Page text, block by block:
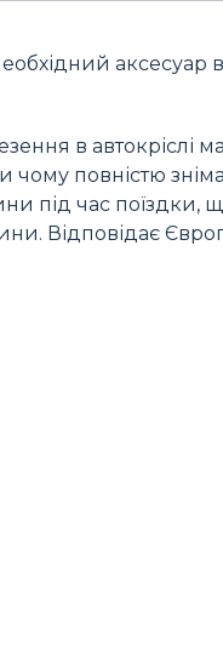
аксесуар
в автокріслі
повністю
під час поїздки,
Відповідає